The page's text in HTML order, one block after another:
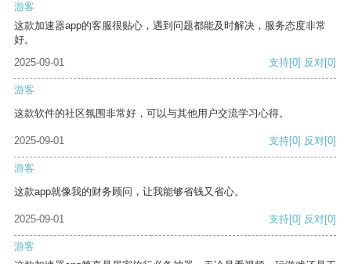
游客
这款加速器app的客服很贴心，遇到问题都能及时解决，服务态度非常
好。
2025-09-01
支持[0] 反对[0]
游客
这款软件的社区氛围非常好，可以与其他用户交流学习心得。
2025-09-01 支持[0] 反对[0]
游客
这款app就像我的财务顾问，让我能够省钱又省心。
2025-09-01 支持[0] 反对[0]
游客